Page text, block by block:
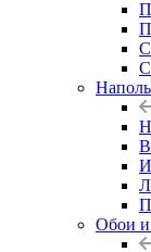
Обои и